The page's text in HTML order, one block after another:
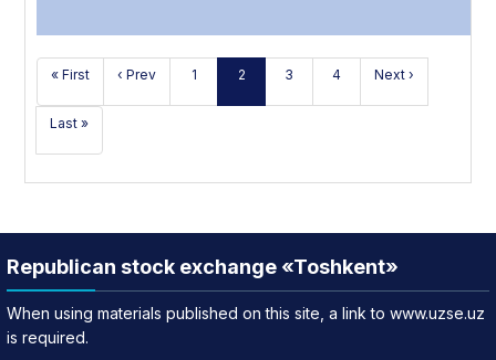
« First ‹ Prev 1 2 3 4 Next ›
Last »
Republican stock exchange «Toshkent»
When using materials published on this site, a link to www.uzse.uz
is required.